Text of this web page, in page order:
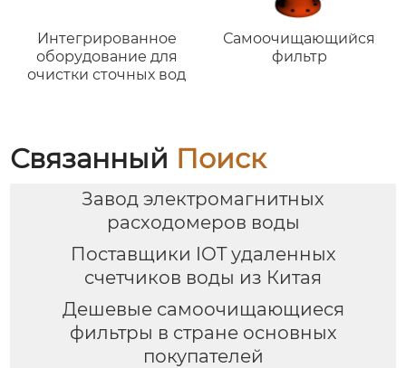
Интегрированное
оборудование для
очистки сточных вод
Самоочищающийся
фильтр
Связанный Поиск
Завод электромагнитных
расходомеров воды
Поставщики IOT удаленных
счетчиков воды из Китая
Дешевые самоочищающиеся
фильтры в стране основных
покупателей